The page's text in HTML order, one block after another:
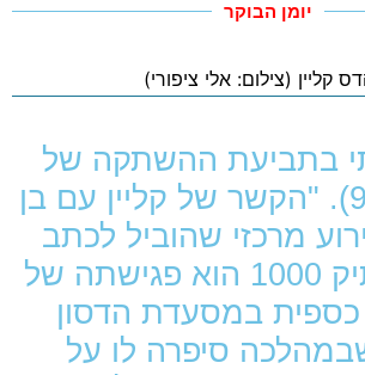
יומן הבוקר
בתביעת ההשתקה של
הדס קליין (9). "הקשר של קליין עם בן
מרכזי שהוביל לכתב
האישום בתיק 1000 הוא פגישתה של
כספית במסעדת הדסון
סיפרה לו על